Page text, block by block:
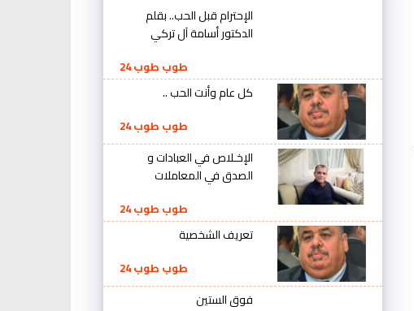
الإحترام قبل الحب.. بقلم
الدكتور أسامة آل تركي
طوب طوب 24
كل عام وأنت الحب ..
طوب طوب 24
الإخـلاص في العبادات و
الصدق في المعاملات
طوب طوب 24
تعريف الشخصية
طوب طوب 24
فوق الستين